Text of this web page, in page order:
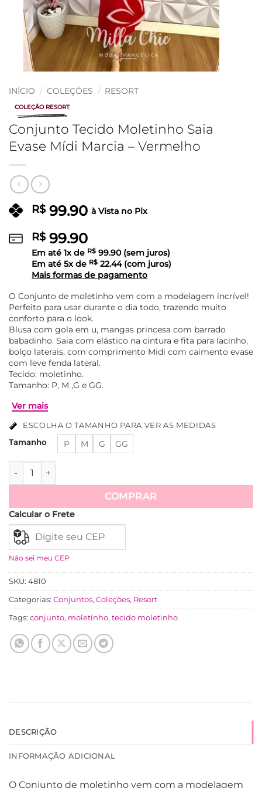
INÍCIO / COLEÇÕES / RESORT
COLEÇÃO RESORT
Conjunto Tecido Moletinho Saia
Evase Mídi Marcia – Vermelho
R$99.90 à Vista no Pix
R$99.90
Em até 1x de R$ 99.90(sem juros)
Em até 5x de R$ 22.44(com juros)
Mais formas de pagamento
O Conjunto de moletinho vem com a modelagem incrível!
Perfeito para usar durante o dia todo, trazendo muito
conforto para o look.
Blusa com gola em u, mangas princesa com barrado
babadinho. Saia com elástico na cintura e fita para lacinho,
bolço laterais, com comprimento Midi com caimento evase
com leve fenda lateral.
Tecido: moletinho.
Tamanho: P, M ,G e GG.
ESCOLHA O TAMANHO PARA VER AS MEDIDAS
Tamanho P M G GG
Conjunto Tecido Moletinho Saia Evase Mídi Marcia -
COMPRAR
Calcular o Frete
Não sei meu CEP
SKU: 4810
Categorias: Conjuntos, Coleções, Resort
Tags: conjunto, moletinho, tecido moletinho
DESCRIÇÃO
INFORMAÇÃO ADICIONAL
O Conjunto de moletinho vem com a modelagem